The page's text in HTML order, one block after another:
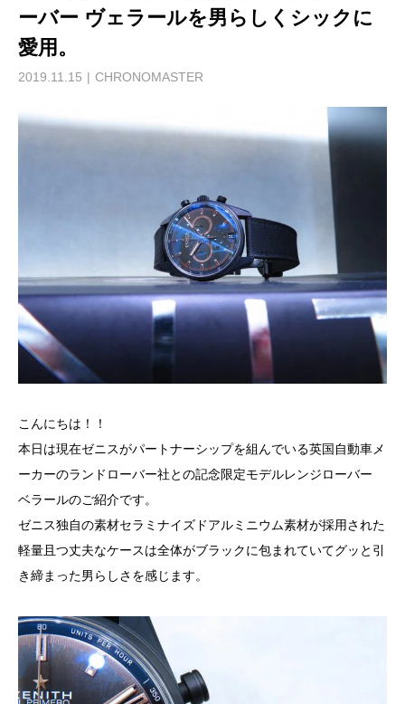
ーバー ヴェラールを男らしくシックに
愛用。
2019.11.15 CHRONOMASTER
こんにちは！！
本日は現在ゼニスがパートナーシップを組んでいる英国自動車メ
ーカーのランドローバー社との記念限定モデルレンジローバー
ベラールのご紹介です。
ゼニス独自の素材セラミナイズドアルミニウム素材が採用された
軽量且つ丈夫なケースは全体がブラックに包まれていてグッと引
き締まった男らしさを感じます。